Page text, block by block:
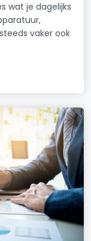
wat je dagelijks
vaker ook